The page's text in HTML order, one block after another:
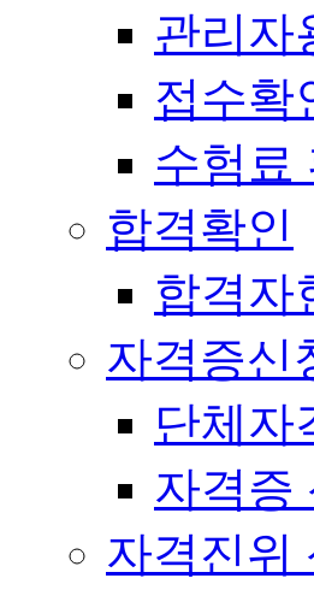
관리자
접수확
수험료
합격확인
합격자
자격증신
단체자
자격증
자격진위